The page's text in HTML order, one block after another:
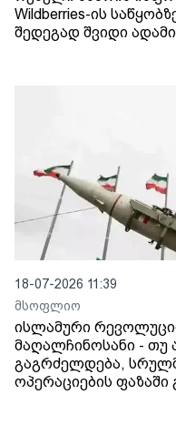
Wildberries-ის
შედეგად შვიდი
18-07-2026 11:39
მსოფლიო
ისლამური
მაღალჩინოსანი - თუ
გაგრძელდება,
ოპერაციების